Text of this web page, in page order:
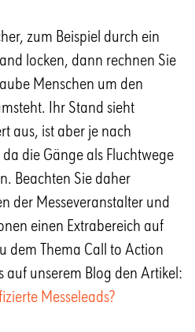
zum Beispiel durch ein
locken, dann rechnen Sie
Menschen um den
Ihr Stand sieht
aus, ist aber je nach
die Gänge als Fluchtwege
Beachten Sie daher
der Messeveranstalter und
einen Extrabereich auf
dem Thema Call to Action
auf unserem Blog den Artikel:
Messeleads?